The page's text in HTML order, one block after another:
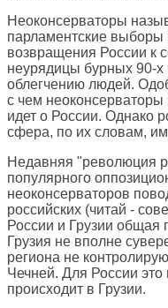
Неоконсерваторы
парламентские
возвращения России к
неурядицы бурных 90-
облегчению людей.
с чем неоконсерваторы
идет о России. Однако
сфера, по их словам,
Недавняя "революция
популярного
неоконсерваторов
российских (читай -
России и Грузии общая
Грузия не вполне
региона не
Чечней. Для России это
происходит в Грузии.